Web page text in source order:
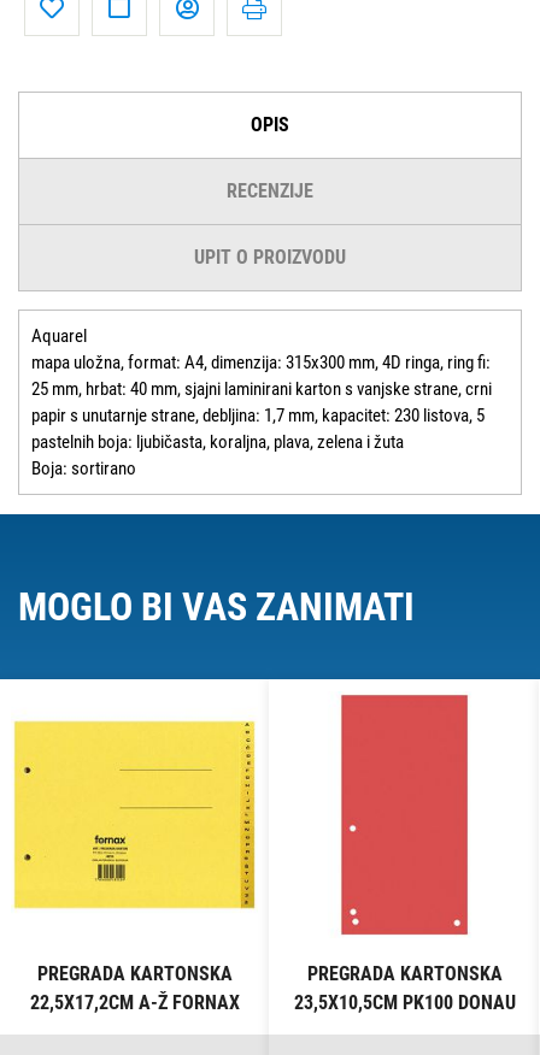
OPIS
RECENZIJE
UPIT O PROIZVODU
Aquarel
mapa uložna, format: A4, dimenzija: 315x300 mm, 4D ringa, ring fi:
25 mm, hrbat: 40 mm, sjajni laminirani karton s vanjske strane, crni
papir s unutarnje strane, debljina: 1,7 mm, kapacitet: 230 listova, 5
pastelnih boja: ljubičasta, koraljna, plava, zelena i žuta
Boja: sortirano
MOGLO BI VAS ZANIMATI
PREGRADA KARTONSKA
22,5X17,2CM A-Ž FORNAX
ŽUTA
PREGRADA KARTONSKA
23,5X10,5CM PK100 DONAU
8620100-04PL CRVENA